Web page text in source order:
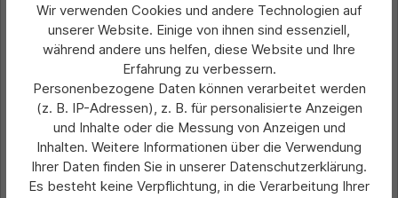
Wir verwenden Cookies und andere Technologien auf
unserer Website. Einige von ihnen sind essenziell,
während andere uns helfen, diese Website und Ihre
Erfahrung zu verbessern.
Personenbezogene Daten können verarbeitet werden
(z. B. IP-Adressen), z. B. für personalisierte Anzeigen
und Inhalte oder die Messung von Anzeigen und
Inhalten. Weitere Informationen über die Verwendung
Ihrer Daten finden Sie in unserer Datenschutzerklärung.
Es besteht keine Verpflichtung, in die Verarbeitung Ihrer